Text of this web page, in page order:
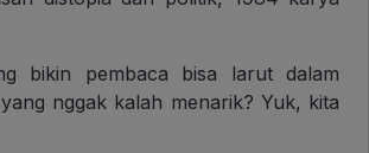
bikin pembaca bisa larut dalam
nggak kalah menarik? Yuk, kita